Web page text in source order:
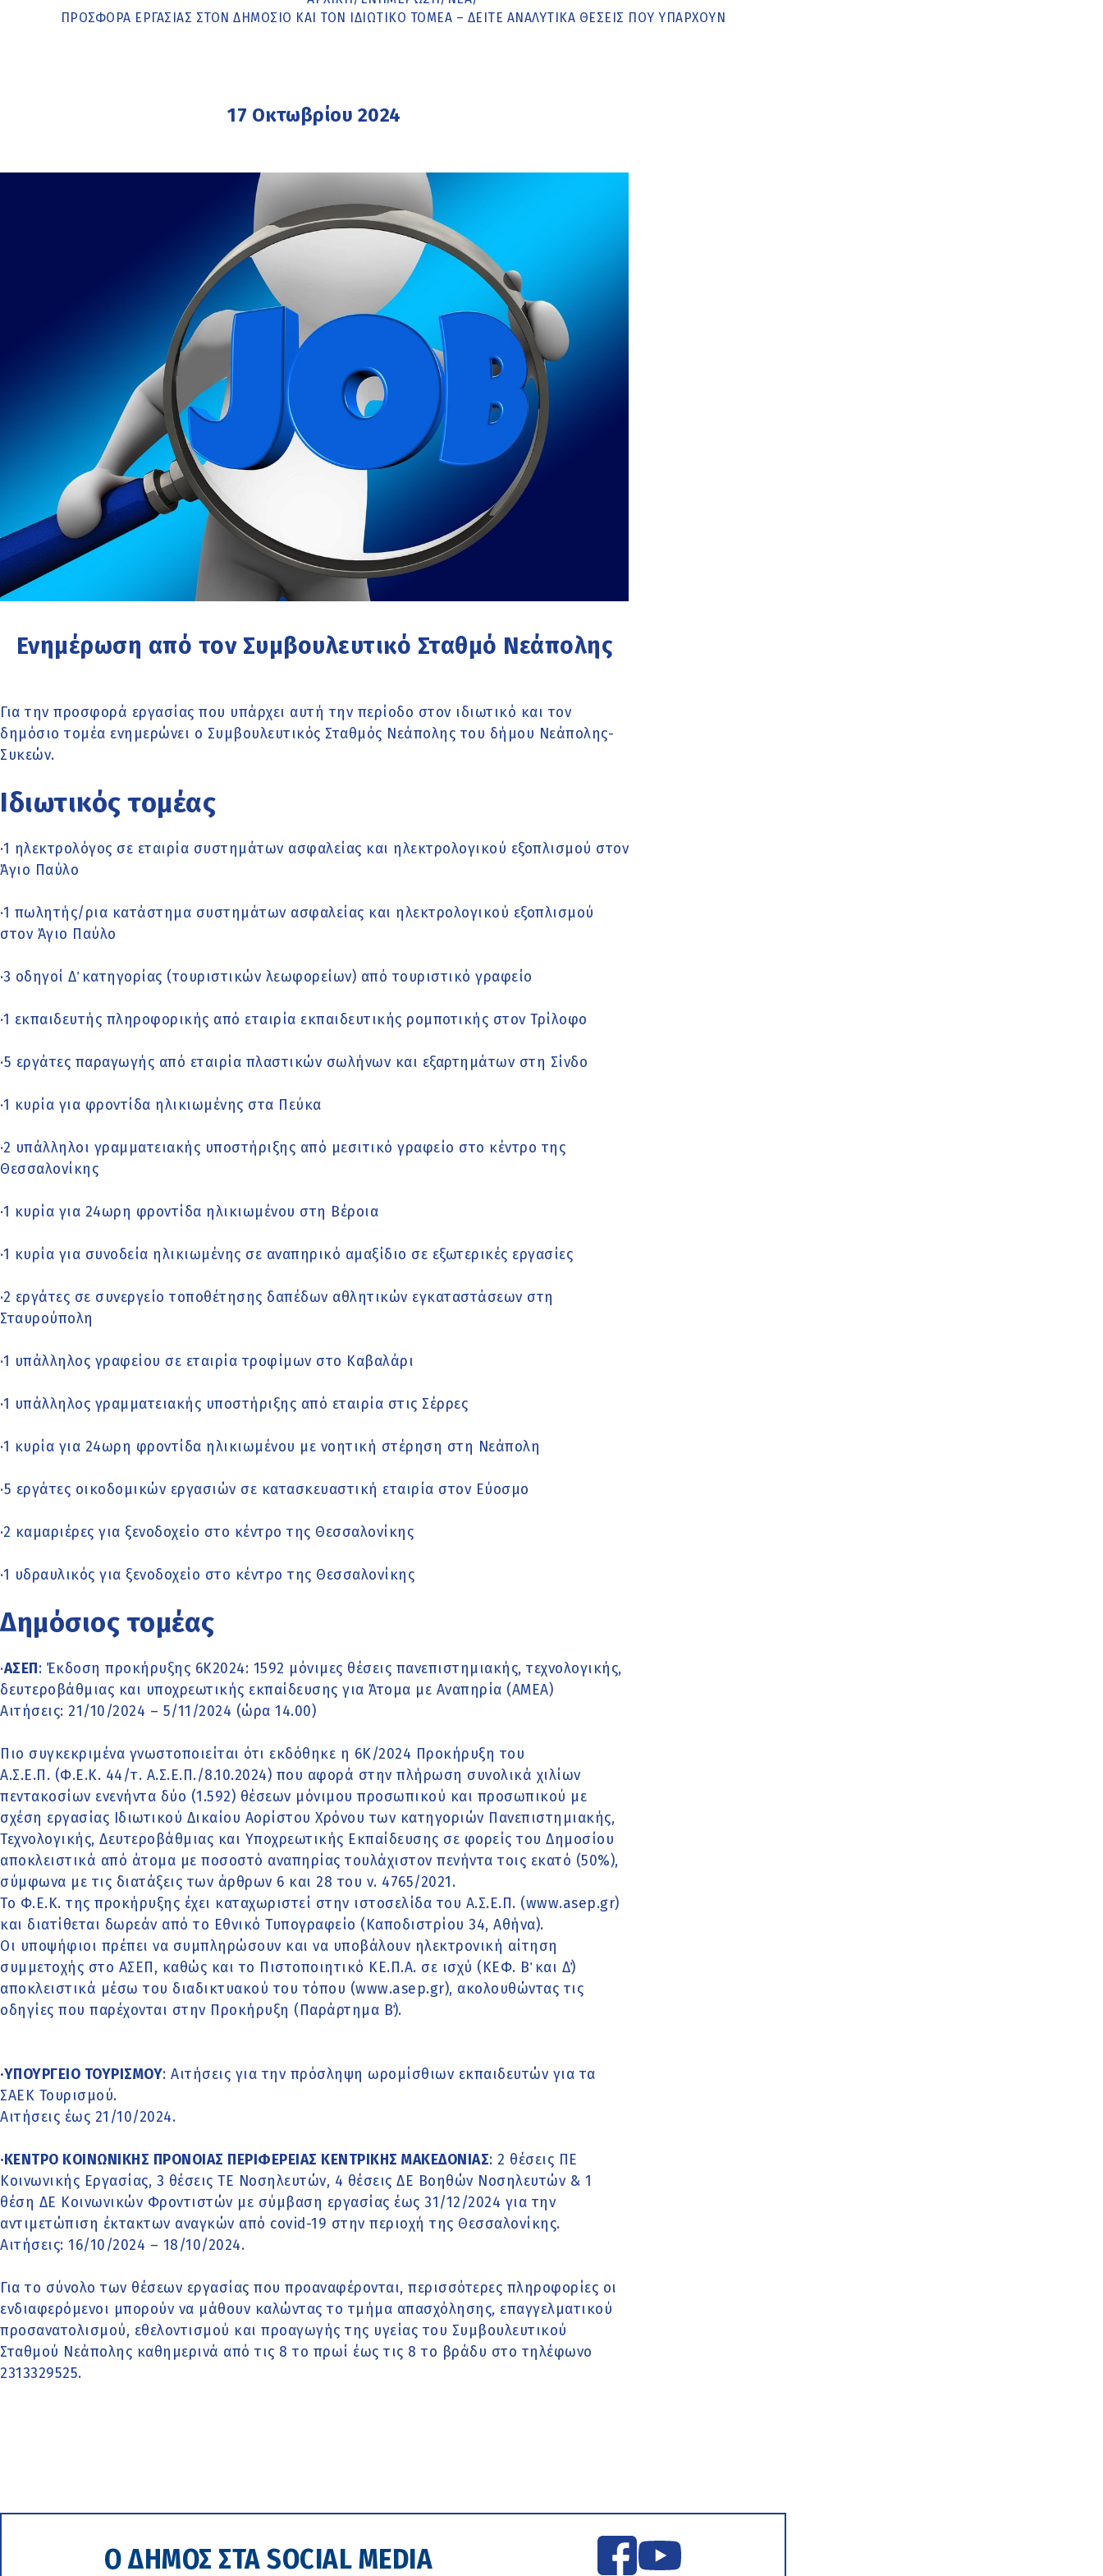
ΠΡΟΣΦΟΡΆ ΕΡΓΑΣΊΑΣ ΣΤΟΝ ΔΗΜΌΣΙΟ ΚΑΙ ΤΟΝ ΙΔΙΩΤΙΚΌ ΤΟΜΈΑ – ΔΕΊΤΕ ΑΝΑΛΥΤΙΚΆ ΘΈΣΕΙΣ ΠΟΥ ΥΠΆΡΧΟΥΝ
17 Οκτωβρίου 2024
Ενημέρωση από τον Συμβουλευτικό Σταθμό Νεάπολης
Για την προσφορά εργασίας που υπάρχει αυτή την περίοδο στον ιδιωτικό και τον
δημόσιο τομέα ενημερώνει ο Συμβουλευτικός Σταθμός Νεάπολης του δήμου Νεάπολης-
Συκεών.
Ιδιωτικός τομέας
·1 ηλεκτρολόγος σε εταιρία συστημάτων ασφαλείας και ηλεκτρολογικού εξοπλισμού στον
Άγιο Παύλο
·1 πωλητής/ρια κατάστημα συστημάτων ασφαλείας και ηλεκτρολογικού εξοπλισμού
στον Άγιο Παύλο
·3 οδηγοί Δ΄ κατηγορίας (τουριστικών λεωφορείων) από τουριστικό γραφείο
·1 εκπαιδευτής πληροφορικής από εταιρία εκπαιδευτικής ρομποτικής στον Τρίλοφο
·5 εργάτες παραγωγής από εταιρία πλαστικών σωλήνων και εξαρτημάτων στη Σίνδο
·1 κυρία για φροντίδα ηλικιωμένης στα Πεύκα
·2 υπάλληλοι γραμματειακής υποστήριξης από μεσιτικό γραφείο στο κέντρο της
Θεσσαλονίκης
·1 κυρία για 24ωρη φροντίδα ηλικιωμένου στη Βέροια
·1 κυρία για συνοδεία ηλικιωμένης σε αναπηρικό αμαξίδιο σε εξωτερικές εργασίες
·2 εργάτες σε συνεργείο τοποθέτησης δαπέδων αθλητικών εγκαταστάσεων στη
Σταυρούπολη
·1 υπάλληλος γραφείου σε εταιρία τροφίμων στο Καβαλάρι
·1 υπάλληλος γραμματειακής υποστήριξης από εταιρία στις Σέρρες
·1 κυρία για 24ωρη φροντίδα ηλικιωμένου με νοητική στέρηση στη Νεάπολη
·5 εργάτες οικοδομικών εργασιών σε κατασκευαστική εταιρία στον Εύοσμο
·2 καμαριέρες για ξενοδοχείο στο κέντρο της Θεσσαλονίκης
·1 υδραυλικός για ξενοδοχείο στο κέντρο της Θεσσαλονίκης
Δημόσιος τομέας
·ΑΣΕΠ: Έκδοση προκήρυξης 6Κ2024: 1592 μόνιμες θέσεις πανεπιστημιακής, τεχνολογικής,
δευτεροβάθμιας και υποχρεωτικής εκπαίδευσης για Άτομα με Αναπηρία (ΑΜΕΑ)
Αιτήσεις: 21/10/2024 – 5/11/2024 (ώρα 14.00)
Πιο συγκεκριμένα γνωστοποιείται ότι εκδόθηκε η 6Κ/2024 Προκήρυξη του
Α.Σ.Ε.Π. (Φ.Ε.Κ. 44/τ. Α.Σ.Ε.Π./8.10.2024) που αφορά στην πλήρωση συνολικά χιλίων
πεντακοσίων ενενήντα δύο (1.592) θέσεων μόνιμου προσωπικού και προσωπικού με
σχέση εργασίας Ιδιωτικού Δικαίου Αορίστου Χρόνου των κατηγοριών Πανεπιστημιακής,
Τεχνολογικής, Δευτεροβάθμιας και Υποχρεωτικής Εκπαίδευσης σε φορείς του Δημοσίου
αποκλειστικά από άτομα με ποσοστό αναπηρίας τουλάχιστον πενήντα τοις εκατό (50%),
σύμφωνα με τις διατάξεις των άρθρων 6 και 28 του ν. 4765/2021.
Το Φ.Ε.Κ. της προκήρυξης έχει καταχωριστεί στην ιστοσελίδα του Α.Σ.Ε.Π. (www.asep.gr)
και διατίθεται δωρεάν από το Εθνικό Τυπογραφείο (Καποδιστρίου 34, Αθήνα).
Οι υποψήφιοι πρέπει να συμπληρώσουν και να υποβάλουν ηλεκτρονική αίτηση
συμμετοχής στο ΑΣΕΠ, καθώς και το Πιστοποιητικό ΚΕ.Π.Α. σε ισχύ (ΚΕΦ. Β΄ και Δ΄)
αποκλειστικά μέσω του διαδικτυακού του τόπου (www.asep.gr), ακολουθώντας τις
οδηγίες που παρέχονται στην Προκήρυξη (Παράρτημα Β΄).
·ΥΠΟΥΡΓΕΙΟ ΤΟΥΡΙΣΜΟΥ: Αιτήσεις για την πρόσληψη ωρομίσθιων εκπαιδευτών για τα
ΣΑΕΚ Τουρισμού.
Αιτήσεις έως 21/10/2024.
·ΚΕΝΤΡΟ ΚΟΙΝΩΝΙΚΗΣ ΠΡΟΝΟΙΑΣ ΠΕΡΙΦΕΡΕΙΑΣ ΚΕΝΤΡΙΚΗΣ ΜΑΚΕΔΟΝΙΑΣ: 2 θέσεις ΠΕ
Κοινωνικής Εργασίας, 3 θέσεις ΤΕ Νοσηλευτών, 4 θέσεις ΔΕ Βοηθών Νοσηλευτών & 1
θέση ΔΕ Κοινωνικών Φροντιστών με σύμβαση εργασίας έως 31/12/2024 για την
αντιμετώπιση έκτακτων αναγκών από covid-19 στην περιοχή της Θεσσαλονίκης.
Αιτήσεις: 16/10/2024 – 18/10/2024.
Για το σύνολο των θέσεων εργασίας που προαναφέρονται, περισσότερες πληροφορίες οι
ενδιαφερόμενοι μπορούν να μάθουν καλώντας το τμήμα απασχόλησης, επαγγελματικού
προσανατολισμού, εθελοντισμού και προαγωγής της υγείας του Συμβουλευτικού
Σταθμού Νεάπολης καθημερινά από τις 8 το πρωί έως τις 8 το βράδυ στο τηλέφωνο
2313329525.
Ο ΔΗΜΟΣ ΣΤΑ SOCIAL MEDIA